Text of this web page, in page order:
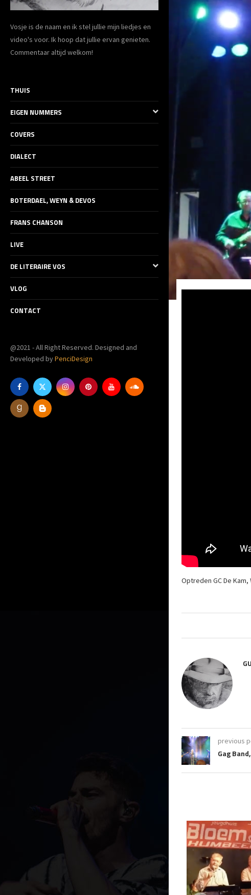
Vosje is de naam en ik stel jullie mijn liedjes en
video's voor. Ik hoop dat jullie ervan genieten.
Commentaar altijd welkom!
THUIS
EIGEN NUMMERS
COVERS
DIALECT
ABEEL STREET
BOTERDAEL, WEYN & DEVOS
FRANS CHANSON
LIVE
DE LITERAIRE VOS
VLOG
CONTACT
@2021 - All Right Reserved. Designed and
Developed byPenciDesign
Optreden GC De
previous
Gag